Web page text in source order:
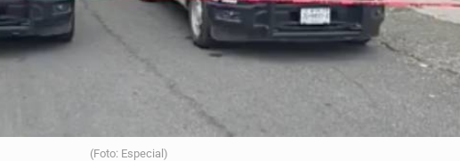
(Foto: Especial)